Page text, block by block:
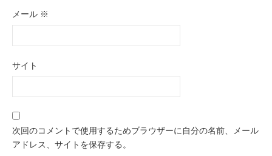
メール ※
サイト
次回のコメントで使用するためブラウザーに自分の名前、メール
アドレス、サイトを保存する。